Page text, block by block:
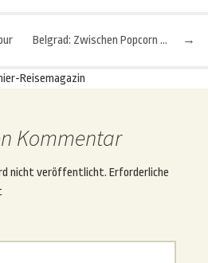
→
Belgrad: Zwischen Popcorn und Waterfront
Reisemagazin
Kommentar
nicht veröffentlicht. Erforderliche